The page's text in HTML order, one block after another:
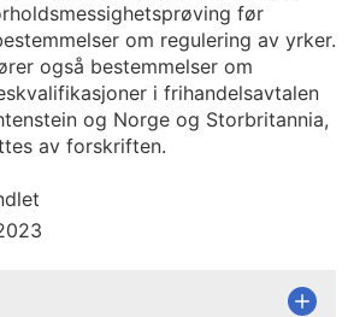
før
om regulering av yrker.
også bestemmelser om
i frihandelsavtalen
og Norge og Storbritannia,
av forskriften.